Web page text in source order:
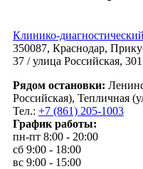
Клинико-
350087, Краснодар,
37 / улица Российская, 301
Рядом остановки:
Российская), Тепличная
Тел.: +7 (861) 205-1003
График работы:
пн-пт 8:00 - 20:00
сб 9:00 - 18:00
вс 9:00 - 15:00